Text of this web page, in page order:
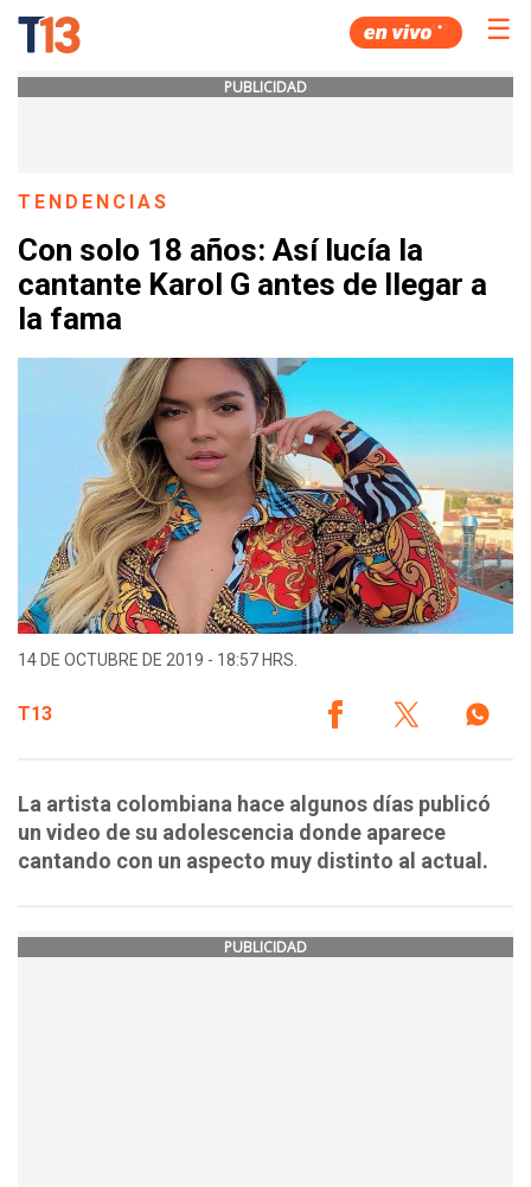
☰
PUBLICIDAD
TENDENCIAS
Con solo 18 años: Así lucía la
cantante Karol G antes de llegar a
la fama
14 DE OCTUBRE DE 2019 - 18:57 HRS.
T13
La artista colombiana hace algunos días publicó
un video de su adolescencia donde aparece
cantando con un aspecto muy distinto al actual.
PUBLICIDAD